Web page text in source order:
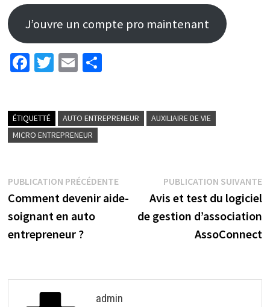
J’ouvre un compte pro maintenant
Fa
o
o
T
er
E
l
P
ge
ÉTIQUETTÉ AUTO ENTREPRENEUR
AUXILIAIRE DE VIE
MICRO ENTREPRENEUR
PUBLICATION PRÉCÉDENTE
Comment devenir aide-
soignant en auto
entrepreneur ?
PUBLICATION SUIVANTE
Avis et test du logiciel
de gestion d’association
AssoConnect
admin